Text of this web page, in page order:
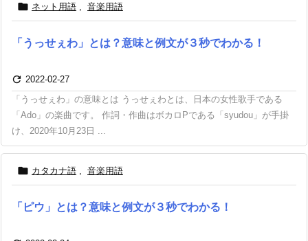
 ネット用語 , 音楽用語
「うっせぇわ」とは？意味と例文が３秒でわかる！
 2022-02-27
「うっせぇわ」の意味とは うっせぇわとは、日本の女性歌手である
「Ado」の楽曲です。 作詞・作曲はボカロPである「syudou」が手掛
け、2020年10月23日 ...
 カタカナ語 , 音楽用語
「ピウ」とは？意味と例文が３秒でわかる！